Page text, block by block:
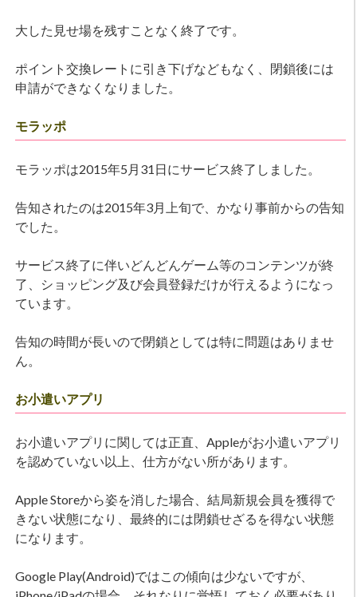
大した見せ場を残すことなく終了です。
ポイント交換レートに引き下げなどもなく、閉鎖後には
申請ができなくなりました。
モラッポ
モラッポは2015年5月31日にサービス終了しました。
告知されたのは2015年3月上旬で、かなり事前からの告知
でした。
サービス終了に伴いどんどんゲーム等のコンテンツが終
了、ショッピング及び会員登録だけが行えるようになっ
ています。
告知の時間が長いので閉鎖としては特に問題はありませ
ん。
お小遣いアプリ
お小遣いアプリに関しては正直、Appleがお小遣いアプリ
を認めていない以上、仕方がない所があります。
Apple Storeから姿を消した場合、結局新規会員を獲得で
きない状態になり、最終的には閉鎖せざるを得ない状態
になります。
Google Play(Android)ではこの傾向は少ないですが、